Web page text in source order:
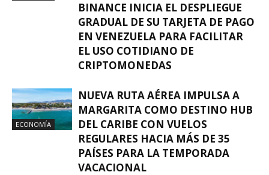
BINANCE INICIA EL DESPLIEGUE
GRADUAL DE SU TARJETA DE PAGO
EN VENEZUELA PARA FACILITAR
EL USO COTIDIANO DE
CRIPTOMONEDAS
ECONOMÍA
NUEVA RUTA AÉREA IMPULSA A
MARGARITA COMO DESTINO HUB
DEL CARIBE CON VUELOS
REGULARES HACIA MÁS DE 35
PAÍSES PARA LA TEMPORADA
VACACIONAL